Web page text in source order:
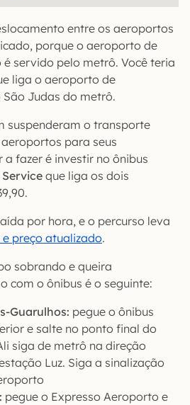
entre os aeroportos
porque o aeroporto de
servido pelo metrô. Você teria
liga o aeroporto de
Judas do metrô.
suspenderam o transporte
para seus
fazer é investir no ônibus
que liga os dois
por hora, e o percurso leva
preço atualizado.
sobrando e queira
com o ônibus é o seguinte:
Guarulhos: pegue o ônibus
e salte no ponto final do
siga de metrô na direção
Luz. Siga a sinalização
pegue o Expresso Aeroporto e